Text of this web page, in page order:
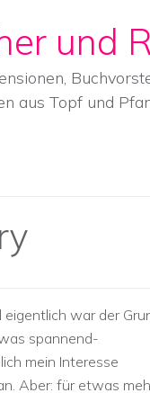
und
aus Topf und
war der
spannend-
mein Interesse
Aber: für etwas